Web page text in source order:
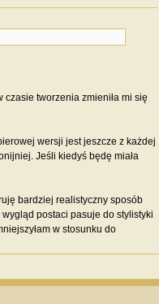
tworzenia zmieniła mi się
wersji jest jeszcze z każdej
Jeśli kiedyś będę miała
bardziej realistyczny sposób
postaci pasuje do stylistyki
w stosunku do